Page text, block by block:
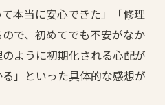
本当に安心できた」「修理
で、初めてでも不安がなか
ように初期化される心配が
」といった具体的な感想が